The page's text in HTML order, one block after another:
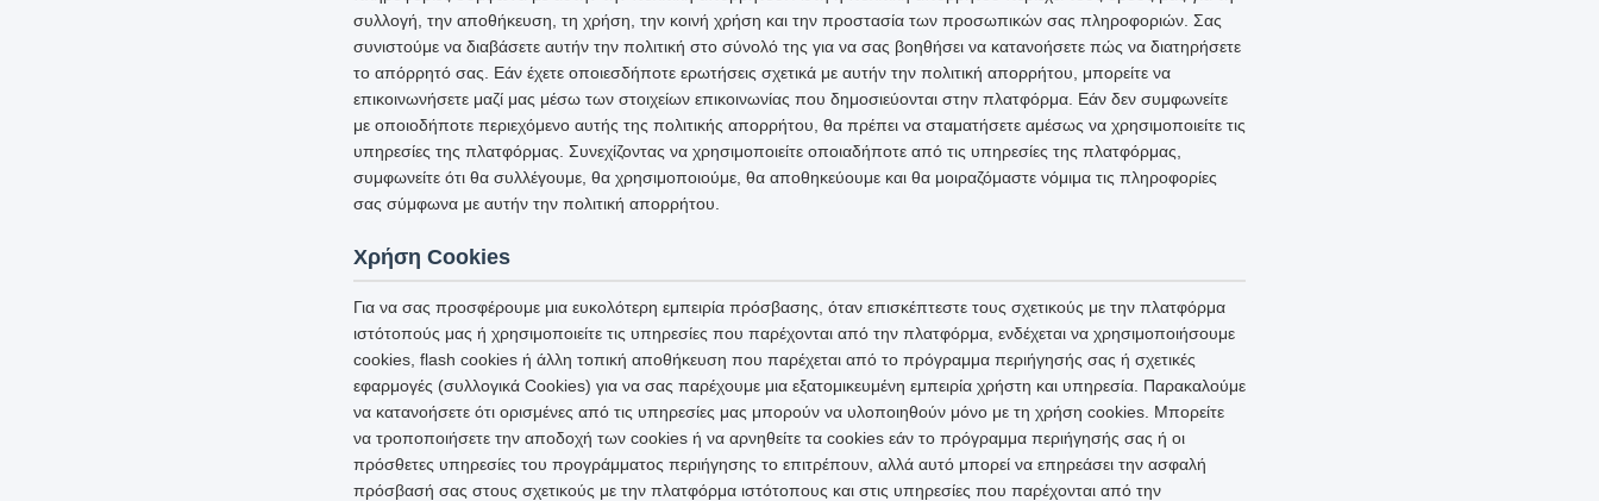
συλλογή, την αποθήκευση, τη χρήση, την κοινή χρήση και την προστασία των προσωπικών σας πληροφοριών. Σας
συνιστούμε να διαβάσετε αυτήν την πολιτική στο σύνολό της για να σας βοηθήσει να κατανοήσετε πώς να διατηρήσετε
το απόρρητό σας. Εάν έχετε οποιεσδήποτε ερωτήσεις σχετικά με αυτήν την πολιτική απορρήτου, μπορείτε να
επικοινωνήσετε μαζί μας μέσω των στοιχείων επικοινωνίας που δημοσιεύονται στην πλατφόρμα. Εάν δεν συμφωνείτε
με οποιοδήποτε περιεχόμενο αυτής της πολιτικής απορρήτου, θα πρέπει να σταματήσετε αμέσως να χρησιμοποιείτε τις
υπηρεσίες της πλατφόρμας. Συνεχίζοντας να χρησιμοποιείτε οποιαδήποτε από τις υπηρεσίες της πλατφόρμας,
συμφωνείτε ότι θα συλλέγουμε, θα χρησιμοποιούμε, θα αποθηκεύουμε και θα μοιραζόμαστε νόμιμα τις πληροφορίες
σας σύμφωνα με αυτήν την πολιτική απορρήτου.
Χρήση Cookies
Για να σας προσφέρουμε μια ευκολότερη εμπειρία πρόσβασης, όταν επισκέπτεστε τους σχετικούς με την πλατφόρμα
ιστότοπούς μας ή χρησιμοποιείτε τις υπηρεσίες που παρέχονται από την πλατφόρμα, ενδέχεται να χρησιμοποιήσουμε
cookies, flash cookies ή άλλη τοπική αποθήκευση που παρέχεται από το πρόγραμμα περιήγησής σας ή σχετικές
εφαρμογές (συλλογικά Cookies) για να σας παρέχουμε μια εξατομικευμένη εμπειρία χρήστη και υπηρεσία. Παρακαλούμε
να κατανοήσετε ότι ορισμένες από τις υπηρεσίες μας μπορούν να υλοποιηθούν μόνο με τη χρήση cookies. Μπορείτε
να τροποποιήσετε την αποδοχή των cookies ή να αρνηθείτε τα cookies εάν το πρόγραμμα περιήγησής σας ή οι
πρόσθετες υπηρεσίες του προγράμματος περιήγησης το επιτρέπουν, αλλά αυτό μπορεί να επηρεάσει την ασφαλή
πρόσβασή σας στους σχετικούς με την πλατφόρμα ιστότοπους και στις υπηρεσίες που παρέχονται από την